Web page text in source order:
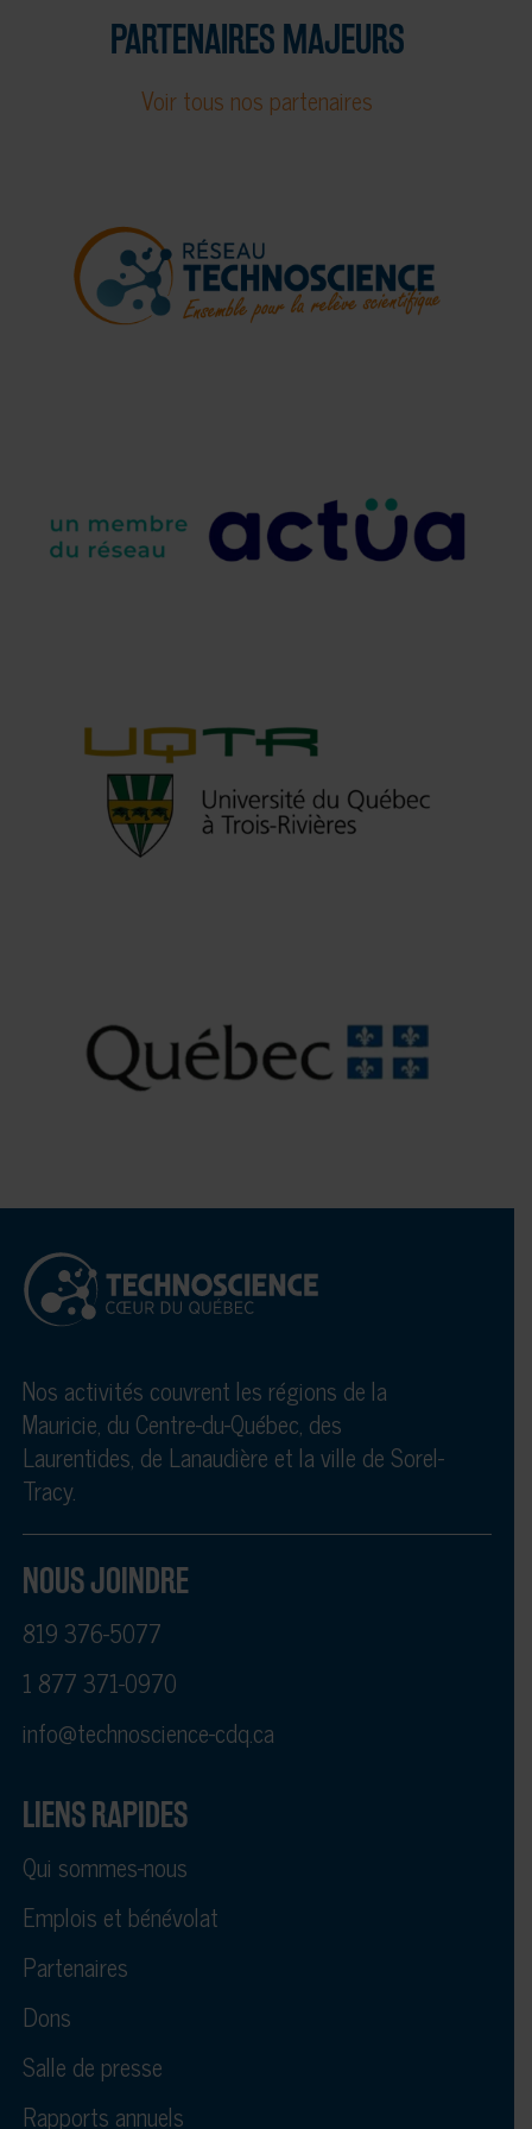
PARTENAIRES MAJEURS
Voir tous nos partenaires
Nos activités couvrent les régions de la
Mauricie, du Centre-du-Québec, des
Laurentides, de Lanaudière et la ville de Sorel-
Tracy.
NOUS JOINDRE
819 376-5077
1 877 371-0970
info@technoscience-cdq.ca
LIENS RAPIDES
Qui sommes-nous
Emplois et bénévolat
Partenaires
Dons
Salle de presse
Rapports annuels